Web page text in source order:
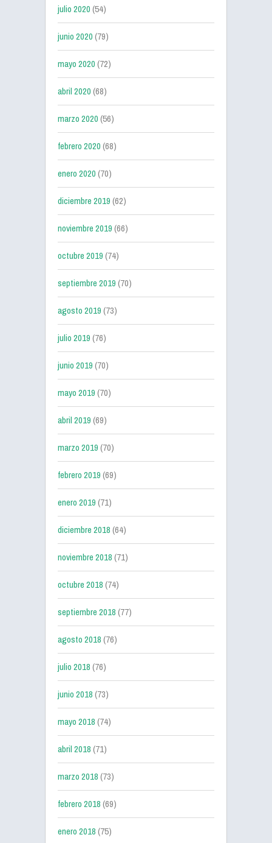
julio 2020(54)
junio 2020(79)
mayo 2020(72)
abril 2020(68)
marzo 2020(56)
febrero 2020(68)
enero 2020(70)
diciembre 2019(62)
noviembre 2019(66)
octubre 2019(74)
septiembre 2019(70)
agosto 2019(73)
julio 2019(76)
junio 2019(70)
mayo 2019(70)
abril 2019(69)
marzo 2019(70)
febrero 2019(69)
enero 2019(71)
diciembre 2018(64)
noviembre 2018(71)
octubre 2018(74)
septiembre 2018(77)
agosto 2018(76)
julio 2018(76)
junio 2018(73)
mayo 2018(74)
abril 2018(71)
marzo 2018(73)
febrero 2018(69)
enero 2018(75)